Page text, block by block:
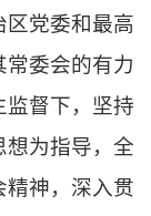
区党委和最高
委会的有力
监督下，坚持
想为指导，全
精神，深入贯